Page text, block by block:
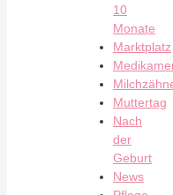
10
Monate
Marktplatz
Muttertag
Nach
der
Geburt
News